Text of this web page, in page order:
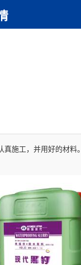
施工，并用好的材料。